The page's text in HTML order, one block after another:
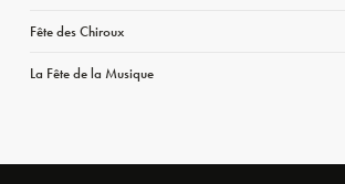
Fête des Chiroux
La Fête de la Musique